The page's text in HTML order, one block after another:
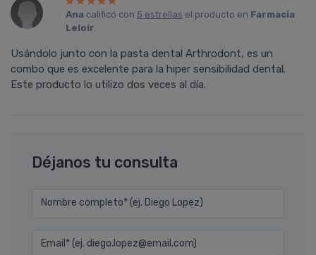
Ana calificó con 5 estrellas el producto en Farmacia
Leloir.
Usándolo junto con la pasta dental Arthrodont, es un
combo que es excelente para la hiper sensibilidad dental.
Este producto lo utilizo dos veces al dí­a.
Déjanos tu consulta
Nombre completo* (ej. Diego Lopez)
Email* (ej. diego.lopez@email.com)